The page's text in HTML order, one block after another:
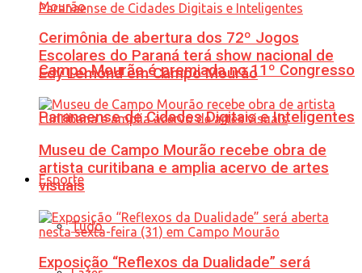
Campo Mourão é premiada no 11º Congresso
Paranaense de Cidades Digitais e Inteligentes
Esporte
Tudo
Cerimônia de abertura dos 72º Jogos
Escolares do Paraná terá show nacional de
Edy Lemond em Campo Mourão
Museu de Campo Mourão recebe obra de
artista curitibana e amplia acervo de artes
visuais
Exposição “Reflexos da Dualidade” será